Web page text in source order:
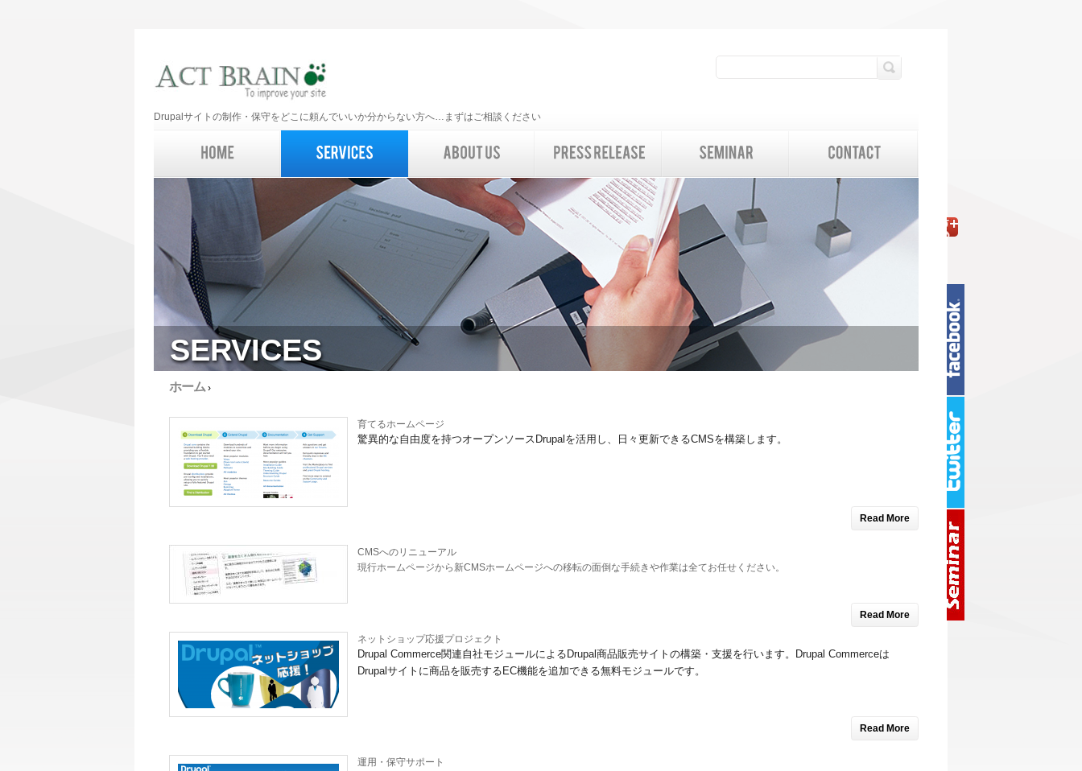
Drupalサイトの制作・保守をどこに頼んでいいか分からない方へ…まずはご相談ください
SERVICES
ホーム›
育てるホームページ
驚異的な自由度を持つオープンソースDrupalを活用し、日々更新できるCMSを構築します。
Read More
CMSへのリニューアル
現行ホームページから新CMSホームページへの移転の面倒な手続きや作業は全てお任せください。
Read More
ネットショップ応援プロジェクト
Drupal Commerce関連自社モジュールによるDrupal商品販売サイトの構築・支援を行います。Drupal Commerceは
Drupalサイトに商品を販売するEC機能を追加できる無料モジュールです。
Read More
運用・保守サポート